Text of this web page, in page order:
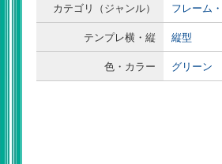
カテゴリ（ジャンル） フレーム
テンプレ横・縦 縦型
色・カラー グリーン